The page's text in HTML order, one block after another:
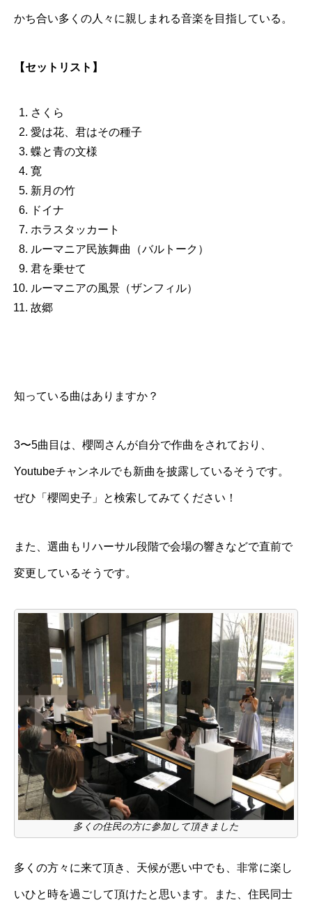
かち合い多くの人々に親しまれる音楽を目指している。
【セットリスト】
さくら
愛は花、君はその種子
蝶と青の文様
寛
新月の竹
ドイナ
ホラスタッカート
ルーマニア民族舞曲（バルトーク）
君を乗せて
ルーマニアの風景（ザンフィル）
故郷
知っている曲はありますか？
3〜5曲目は、櫻岡さんが自分で作曲をされており、
Youtubeチャンネルでも新曲を披露しているそうです。
ぜひ「櫻岡史子」と検索してみてください！
また、選曲もリハーサル段階で会場の響きなどで直前で
変更しているそうです。
多くの住民の方に参加して頂きました
多くの方々に来て頂き、天候が悪い中でも、非常に楽し
いひと時を過ごして頂けたと思います。また、住民同士